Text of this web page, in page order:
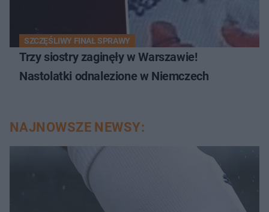
SZCZĘŚLIWY FINAŁ SPRAWY
Trzy siostry zaginęły w Warszawie!
Nastolatki odnalezione w Niemczech
NAJNOWSZE NEWSY: